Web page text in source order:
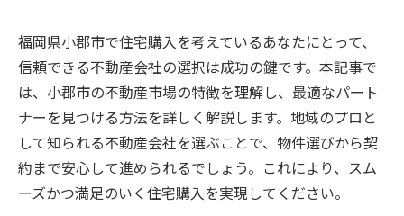
福岡県小郡市で住宅購入を考えているあなたにとって、
信頼できる不動産会社の選択は成功の鍵です。本記事で
は、小郡市の不動産市場の特徴を理解し、最適なパート
ナーを見つける方法を詳しく解説します。地域のプロと
して知られる不動産会社を選ぶことで、物件選びから契
約まで安心して進められるでしょう。これにより、スム
ーズかつ満足のいく住宅購入を実現してください。